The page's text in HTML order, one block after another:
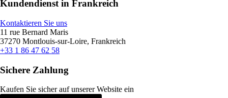
Kundendienst in Frankreich
Kontaktieren Sie uns
11 rue Bernard Maris
37270 Montlouis-sur-Loire, Frankreich
+33 1 86 47 62 58
Sichere Zahlung
Kaufen Sie sicher auf unserer Website ein